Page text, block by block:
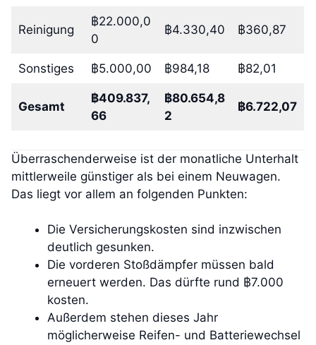
Reinigung
฿22.000,0
0
฿4.330,40 ฿360,87
Sonstiges ฿5.000,00 ฿984,18 ฿82,01
Gesamt
฿409.837,
66
฿80.654,8
2
฿6.722,07
Überraschenderweise ist der monatliche Unterhalt
mittlerweile günstiger als bei einem Neuwagen.
Das liegt vor allem an folgenden Punkten:
Die Versicherungskosten sind inzwischen
deutlich gesunken.
Die vorderen Stoßdämpfer müssen bald
erneuert werden. Das dürfte rund ฿7.000
kosten.
Außerdem stehen dieses Jahr
möglicherweise Reifen- und Batteriewechsel